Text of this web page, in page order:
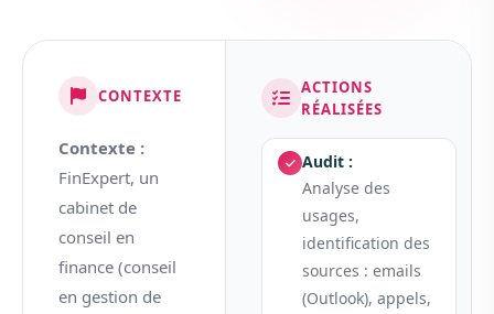
CONTEXTE
Contexte :
FinExpert, un
cabinet de
conseil en
finance (conseil
en gestion de
ACTIONS
RÉALISÉES
Audit :
Analyse des
usages,
identification des
sources : emails
(Outlook), appels,